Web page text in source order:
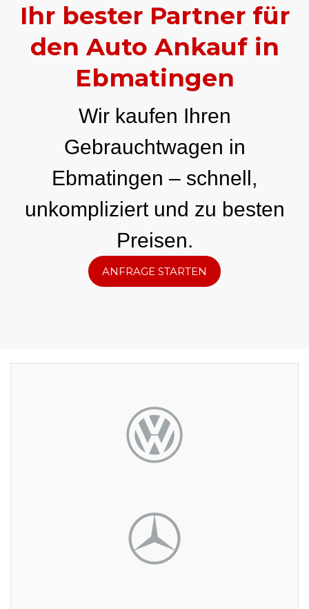
Ihr bester Partner für
den Auto Ankauf in
Ebmatingen
Wir kaufen Ihren
Gebrauchtwagen in
Ebmatingen – schnell,
unkompliziert und zu besten
Preisen.
ANFRAGE STARTEN